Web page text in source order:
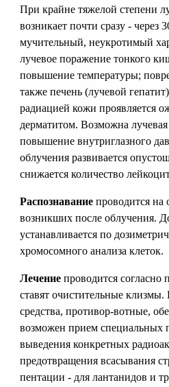
При крайне тяжелой степени
возникает почти сразу - через
мучительный, неукротимый
лучевое поражение тонкого
повышение температуры;
также печень (лучевой
радиацией кожи проявляется
дерматитом. Возможна лучевая
повышение внутриглазного
облучения развивается
снижается количество
Распознавание проводится на
возникших после облучения.
устанавливается по
хромосомного анализа клеток.
Лечение проводится
ставят очистительные
средства, противор-вотные,
возможен прием специальных
выведения конкретных
предотвращения всасывания
пентации - для лантанидов и